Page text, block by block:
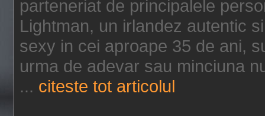
parteneriat de principalele
Lightman, un irlandez autentic
sexy in cei aproape 35 de ani,
urma de adevar sau minciuna
... citeste tot articolul